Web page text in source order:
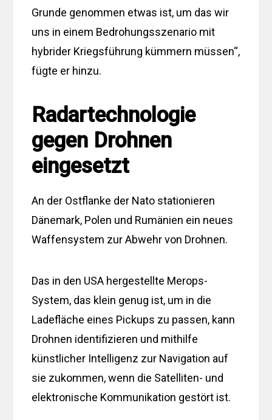
Grunde genommen etwas ist, um das wir
uns in einem Bedrohungsszenario mit
hybrider Kriegsführung kümmern müssen“,
fügte er hinzu.
Radartechnologie
gegen Drohnen
eingesetzt
An der Ostflanke der Nato stationieren
Dänemark, Polen und Rumänien ein neues
Waffensystem zur Abwehr von Drohnen.
Das in den USA hergestellte Merops-
System, das klein genug ist, um in die
Ladefläche eines Pickups zu passen, kann
Drohnen identifizieren und mithilfe
künstlicher Intelligenz zur Navigation auf
sie zukommen, wenn die Satelliten- und
elektronische Kommunikation gestört ist.